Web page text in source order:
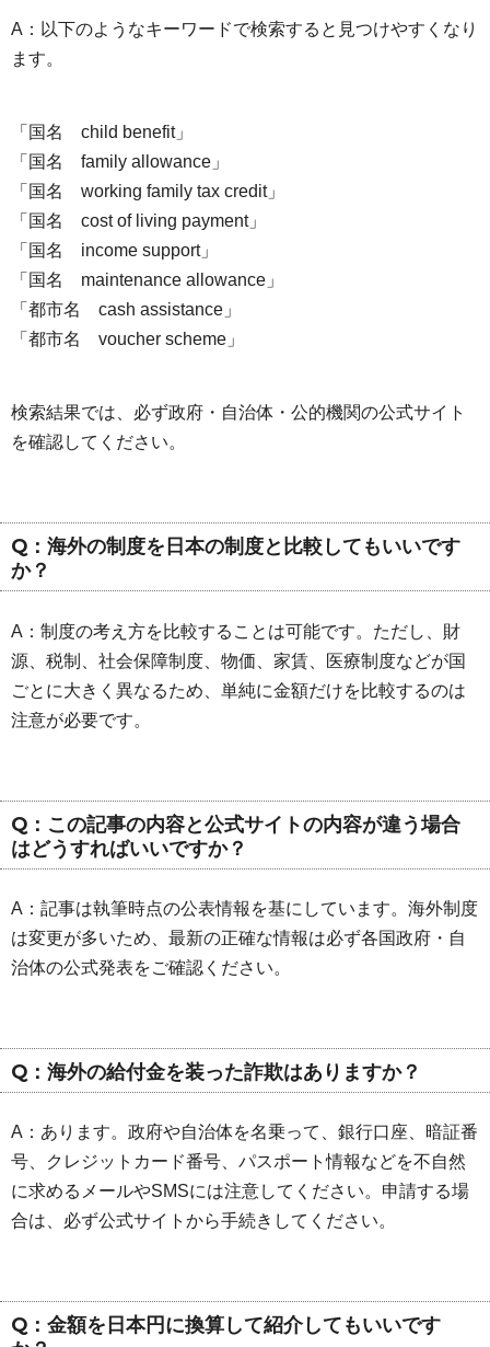
A：以下のようなキーワードで検索すると見つけやすくなり
ます。
「国名 child benefit」
「国名 family allowance」
「国名 working family tax credit」
「国名 cost of living payment」
「国名 income support」
「国名 maintenance allowance」
「都市名 cash assistance」
「都市名 voucher scheme」
検索結果では、必ず政府・自治体・公的機関の公式サイト
を確認してください。
Q：海外の制度を日本の制度と比較してもいいです
か？
A：制度の考え方を比較することは可能です。ただし、財
源、税制、社会保障制度、物価、家賃、医療制度などが国
ごとに大きく異なるため、単純に金額だけを比較するのは
注意が必要です。
Q：この記事の内容と公式サイトの内容が違う場合
はどうすればいいですか？
A：記事は執筆時点の公表情報を基にしています。海外制度
は変更が多いため、最新の正確な情報は必ず各国政府・自
治体の公式発表をご確認ください。
Q：海外の給付金を装った詐欺はありますか？
A：あります。政府や自治体を名乗って、銀行口座、暗証番
号、クレジットカード番号、パスポート情報などを不自然
に求めるメールやSMSには注意してください。申請する場
合は、必ず公式サイトから手続きしてください。
Q：金額を日本円に換算して紹介してもいいです